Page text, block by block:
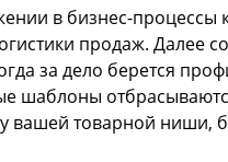
в бизнес-
продаж. Далее
за дело берется
шаблоны
вашей товарной ниши,